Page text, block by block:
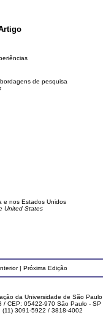
de pesquisa
e nos Estados Unidos
United States
| Próxima Edição
da Universidade de São Paulo
/ CEP: 05422-970 São Paulo - SP
(11) 3091-5922 / 3818-4002